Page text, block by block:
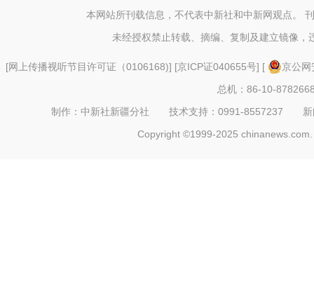
本网站所刊载信息，不代表中新社和中新网观点。
未经授权禁止转载、摘编、复制及建立镜像，
[网上传播视听节目许可证（0106168)] [京ICP证040655号] [
京公
总机：86-10-
制作：中新社新疆分社 技术支持：0991-8557237
Copyright ©1999-2025